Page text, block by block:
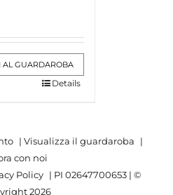
AL GUARDAROBA
Details
| Visualizza il guardaroba
|
con noi
Policy | PI 02647700653 | ©
2026